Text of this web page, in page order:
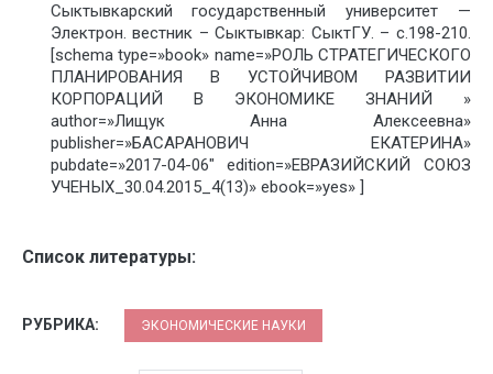
Сыктывкарский государственный университет —
Электрон. вестник – Сыктывкар: СыктГУ. – с.198-210.
[schema type=»book» name=»РОЛЬ СТРАТЕГИЧЕСКОГО
ПЛАНИРОВАНИЯ В УСТОЙЧИВОМ РАЗВИТИИ
КОРПОРАЦИЙ В ЭКОНОМИКЕ ЗНАНИЙ »
author=»Лищук Анна Алексеевна»
publisher=»БАСАРАНОВИЧ ЕКАТЕРИНА»
pubdate=»2017-04-06″ edition=»ЕВРАЗИЙСКИЙ СОЮЗ
УЧЕНЫХ_30.04.2015_4(13)» ebook=»yes» ]
Список литературы:
РУБРИКА: ЭКОНОМИЧЕСКИЕ НАУКИ